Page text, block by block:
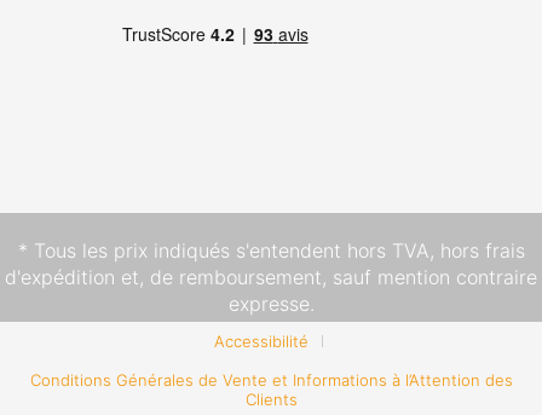
* Tous les prix indiqués s'entendent hors TVA, hors frais
d'expédition et, de remboursement, sauf mention contraire
expresse.
Accessibilité
Conditions Générales de Vente et Informations à l’Attention des
Clients